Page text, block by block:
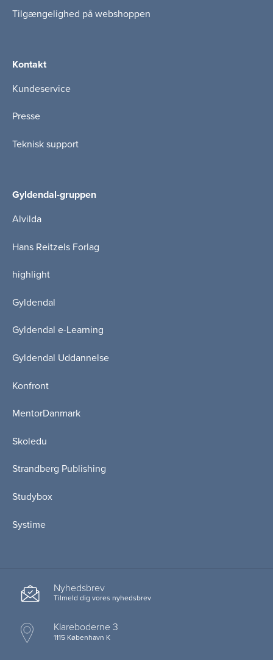
Tilgængelighed på webshoppen
Kontakt
Kundeservice
Presse
Teknisk support
Gyldendal-gruppen
Alvilda
Hans Reitzels Forlag
highlight
Gyldendal
Gyldendal e-Learning
Gyldendal Uddannelse
Konfront
MentorDanmark
Skoledu
Strandberg Publishing
Studybox
Systime
Nyhedsbrev
Tilmeld dig vores nyhedsbrev
Klareboderne 3
1115 København K